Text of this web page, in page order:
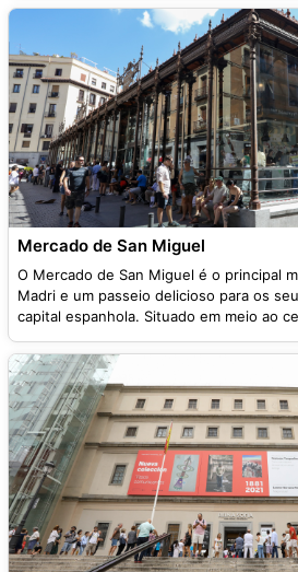
Mercado de San Miguel
O Mercado de San Miguel é o principal
Madri e um passeio delicioso para os
capital espanhola. Situado em meio ao